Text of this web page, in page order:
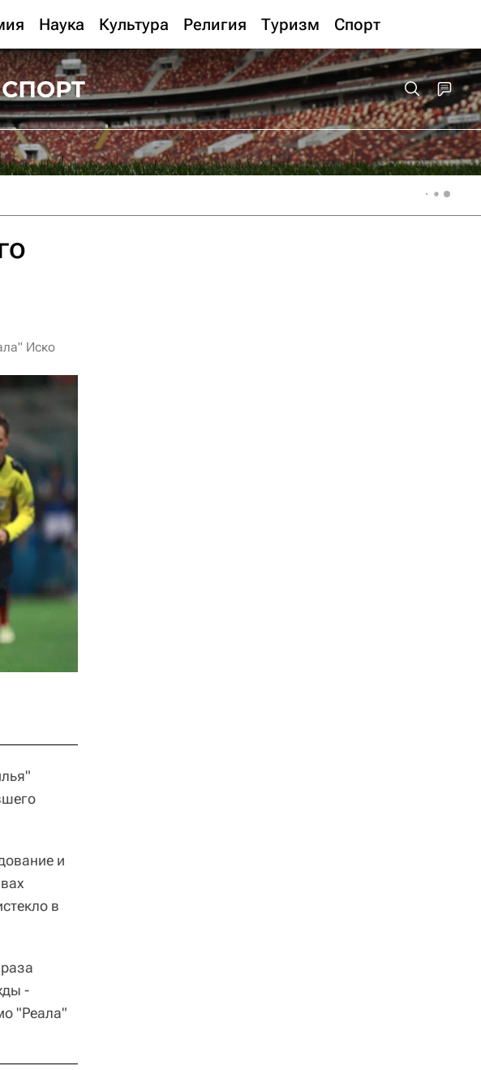
Наука Культура Религия Туризм Спорт
Иско
и
в
-
"Реала"